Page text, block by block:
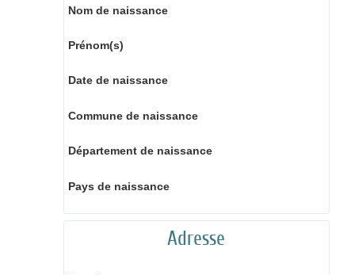
Nom de naissance
Prénom(s)
Date de naissance
Commune de naissance
Département de naissance
Pays de naissance
Adresse